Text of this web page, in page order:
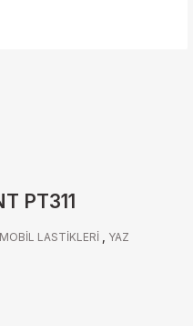
PT311
LASTİKLERİ , YAZ